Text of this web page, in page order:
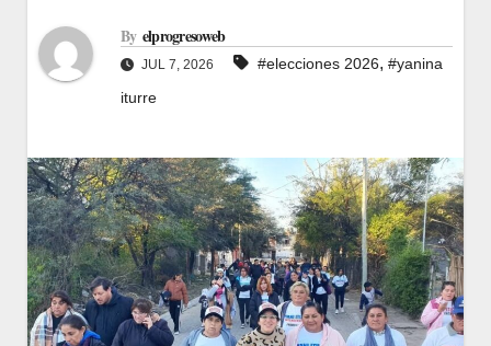
By elprogresoweb
JUL 7, 2026 #elecciones 2026, #yanina
iturre